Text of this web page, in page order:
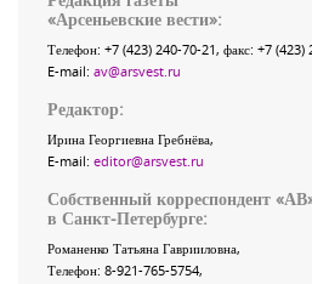
«Арсеньевские вести»:
Телефон: +7 (423) 240-70-21, факс: +7 (423)
E-mail: av@arsvest.ru
Редактор:
Ирина Георгиевна Гребнёва,
E-mail: editor@arsvest.ru
Собственный корреспондент
в Санкт-Петербурге:
Романенко Татьяна Гаврииловна,
Телефон: 8-921-765-5754,